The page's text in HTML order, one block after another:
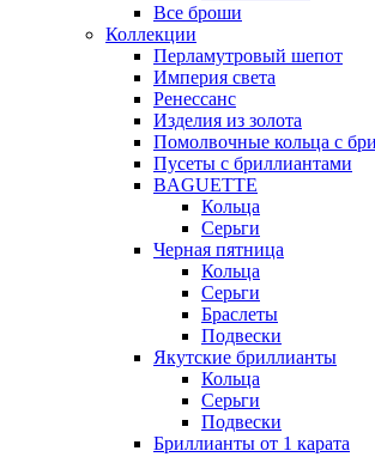
Все броши
Коллекции
Перламутровый шепот
Империя света
Ренессанс
Изделия из золота
Помолвочные кольца с
Пусеты с бриллиантами
BAGUETTE
Кольца
Серьги
Черная пятница
Кольца
Серьги
Браслеты
Подвески
Якутские бриллианты
Кольца
Серьги
Подвески
Бриллианты от 1 карата